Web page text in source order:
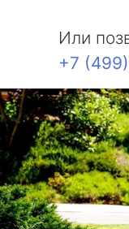
Или
+7